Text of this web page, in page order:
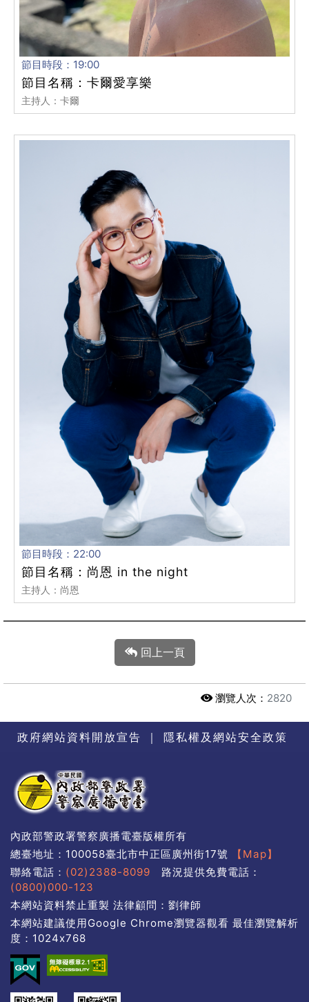
節目時段：19:00
節目名稱：卡爾愛享樂
主持人：卡爾
節目時段：22:00
節目名稱：尚恩 in the night
主持人：尚恩
回上一頁
瀏覽人次： 2820
政府網站資料開放宣告 ｜ 隱私權及網站安全政策
內政部警政署警察廣播電臺版權所有
總臺地址：100058臺北市中正區廣州街17號
【Map】
聯絡電話： (02)2388-8099 路況提供免費電話：
(0800)000-123
本網站資料禁止重製 法律顧問：劉律師
本網站建議使用Google Chrome瀏覽器觀看 最佳瀏覽解析
度：1024x768